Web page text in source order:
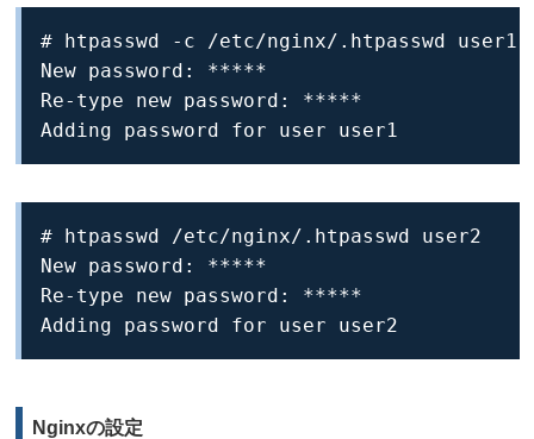
# htpasswd -c /etc/nginx/.htpasswd user1
New password: *****
Re-type new password: *****
Adding password for user user1
# htpasswd /etc/nginx/.htpasswd user2
New password: *****
Re-type new password: *****
Adding password for user user2
Nginxの設定